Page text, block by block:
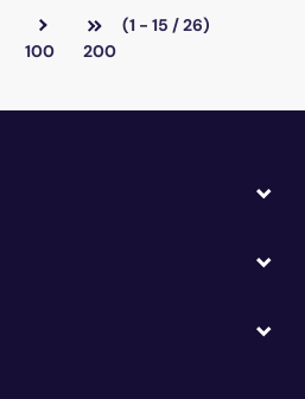
(1 - 15 / 26)
100 200